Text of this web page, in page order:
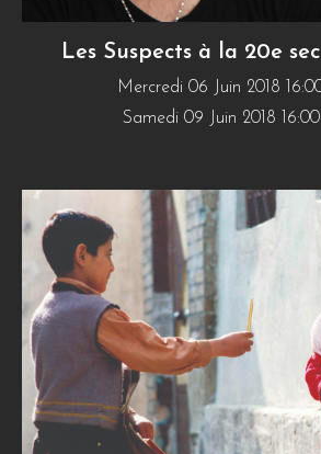
Les Suspects à la 20e
Mercredi 06 Juin 2018
Samedi 09 Juin 2018